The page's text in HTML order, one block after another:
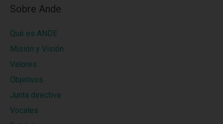
Sobre Ande
Qué es ANDE
Misión y Visión
Valores
Objetivos
Junta directiva
Vocales